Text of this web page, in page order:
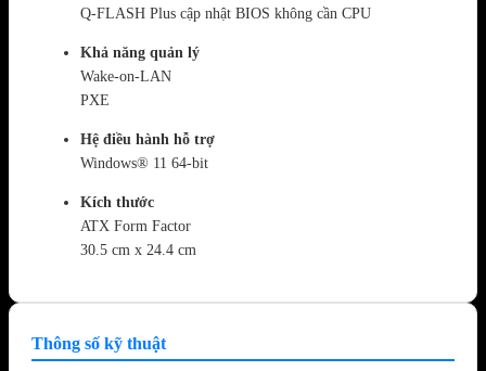
Q-FLASH Plus cập nhật BIOS không cần CPU
Khả năng quản lý
Wake-on-LAN
PXE
Hệ điều hành hỗ trợ
Windows® 11 64-bit
Kích thước
ATX Form Factor
30.5 cm x 24.4 cm
Thông số kỹ thuật